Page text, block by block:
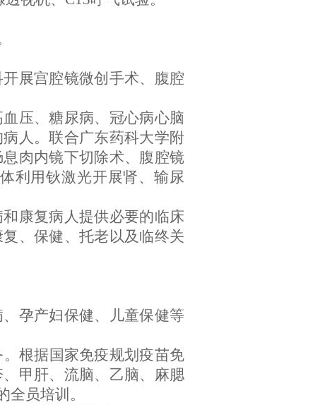
展宫腔镜微创手术、腹腔
压、糖尿病、冠心病心脑
人。联合广东药科大学附
肉内镜下切除术、腹腔镜
利用钬激光开展肾、输尿
康复病人提供必要的临床
、保健、托老以及临终关
孕产妇保健、儿童保健等
根据国家免疫规划疫苗免
甲肝、流脑、乙脑、麻腮
员培训。